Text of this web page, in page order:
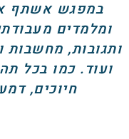
במפגש אשתף
ומלמדים
ותגובות, מחשבות
ועוד. כמו בכל
חיוכים,